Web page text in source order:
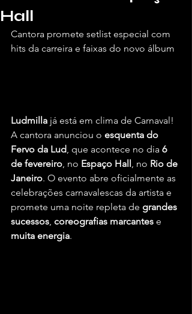
Hall
Cantora promete setlist especial com
hits da carreira e faixas do novo álbum
Ludmilla já está em clima de Carnaval!
A cantora anunciou o esquenta do
Fervo da Lud, que acontece no dia 6
de fevereiro, no Espaço Hall, no Rio de
Janeiro. O evento abre oficialmente as
celebrações carnavalescas da artista e
promete uma noite repleta de grandes
sucessos, coreografias marcantes e
muita energia.